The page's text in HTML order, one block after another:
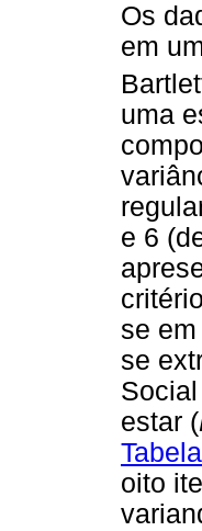
Os
em
uma
e 6
se
se
estar (
oito